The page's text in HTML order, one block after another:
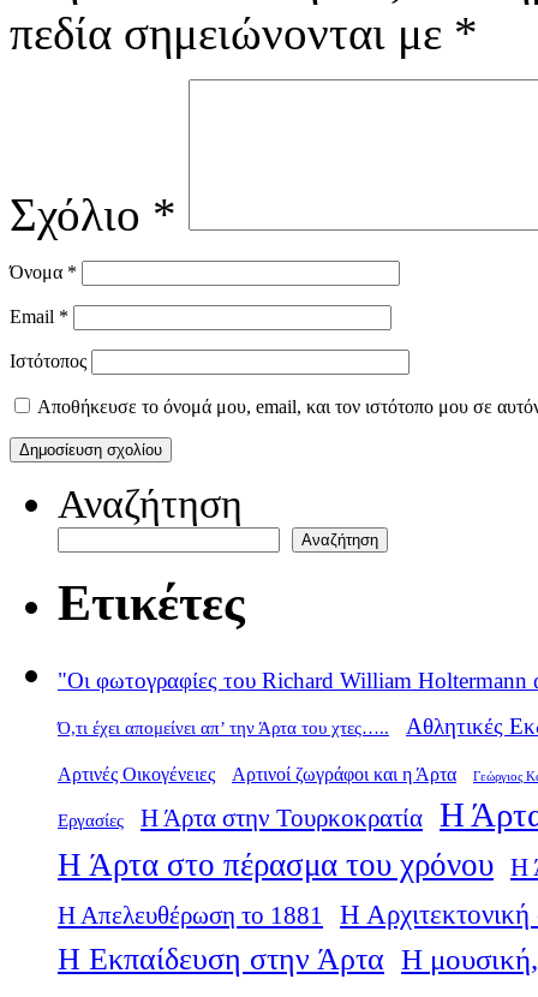
πεδία σημειώνονται με *
Σχόλιο *
Όνομα *
Email *
Ιστότοπος
Αποθήκευσε το όνομά μου, email, και τον ιστότοπο μου σε
Αναζήτηση
Αναζήτηση
Ετικέτες
"Οι φωτογραφίες του Richard William Holtermann
Ό,τι έχει απομείνει απ’ την Άρτα του χτες….. Αθλητικές
Αρτινές Οικογένειες Αρτινοί ζωγράφοι και η Άρτα Γεώργιος
Εργασίες Η Άρτα στην Τουρκοκρατία Η
Η Άρτα στο πέρασμα του χρόνου Η
Η Απελευθέρωση το 1881
Η
Η Εκπαίδευση στην Άρτα Η μουσική,